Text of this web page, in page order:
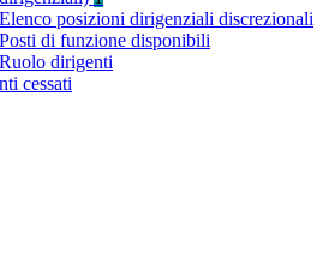
Elenco posizioni dirigenziali discrezionali
Posti di funzione disponibili
Ruolo dirigenti
cessati